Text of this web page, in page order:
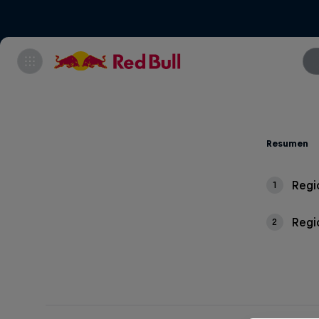
Resumen
1
2